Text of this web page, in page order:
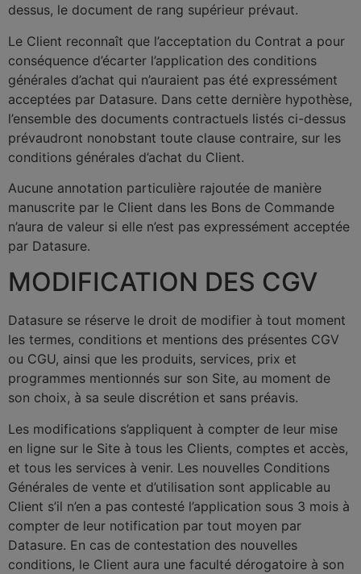
dessus, le document de rang supérieur prévaut.
Le Client reconnaît que l’acceptation du Contrat a pour
conséquence d’écarter l’application des conditions
générales d’achat qui n’auraient pas été expressément
acceptées par Datasure. Dans cette dernière hypothèse,
l’ensemble des documents contractuels listés ci-dessus
prévaudront nonobstant toute clause contraire, sur les
conditions générales d’achat du Client.
Aucune annotation particulière rajoutée de manière
manuscrite par le Client dans les Bons de Commande
n’aura de valeur si elle n’est pas expressément acceptée
par Datasure.
MODIFICATION DES CGV
Datasure se réserve le droit de modifier à tout moment
les termes, conditions et mentions des présentes CGV
ou CGU, ainsi que les produits, services, prix et
programmes mentionnés sur son Site, au moment de
son choix, à sa seule discrétion et sans préavis.
Les modifications s’appliquent à compter de leur mise
en ligne sur le Site à tous les Clients, comptes et accès,
et tous les services à venir. Les nouvelles Conditions
Générales de vente et d’utilisation sont applicable au
Client s’il n’en a pas contesté l’application sous 3 mois à
compter de leur notification par tout moyen par
Datasure. En cas de contestation des nouvelles
conditions, le Client aura une faculté dérogatoire à son